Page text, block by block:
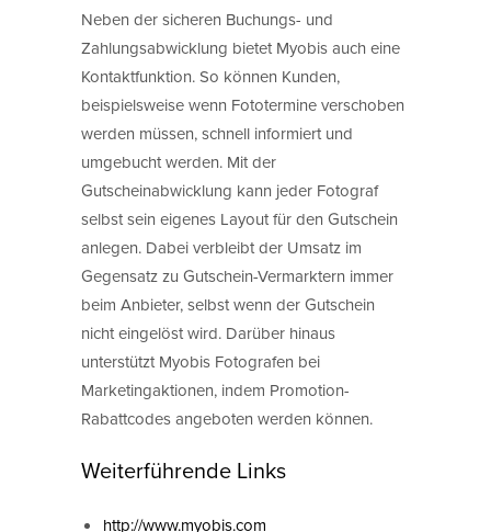
Neben der sicheren Buchungs- und
Zahlungsabwicklung bietet Myobis auch eine
Kontaktfunktion. So können Kunden,
beispielsweise wenn Fototermine verschoben
werden müssen, schnell informiert und
umgebucht werden. Mit der
Gutscheinabwicklung kann jeder Fotograf
selbst sein eigenes Layout für den Gutschein
anlegen. Dabei verbleibt der Umsatz im
Gegensatz zu Gutschein-Vermarktern immer
beim Anbieter, selbst wenn der Gutschein
nicht eingelöst wird. Darüber hinaus
unterstützt Myobis Fotografen bei
Marketingaktionen, indem Promotion-
Rabattcodes angeboten werden können.
Weiterführende Links
http://www.myobis.com